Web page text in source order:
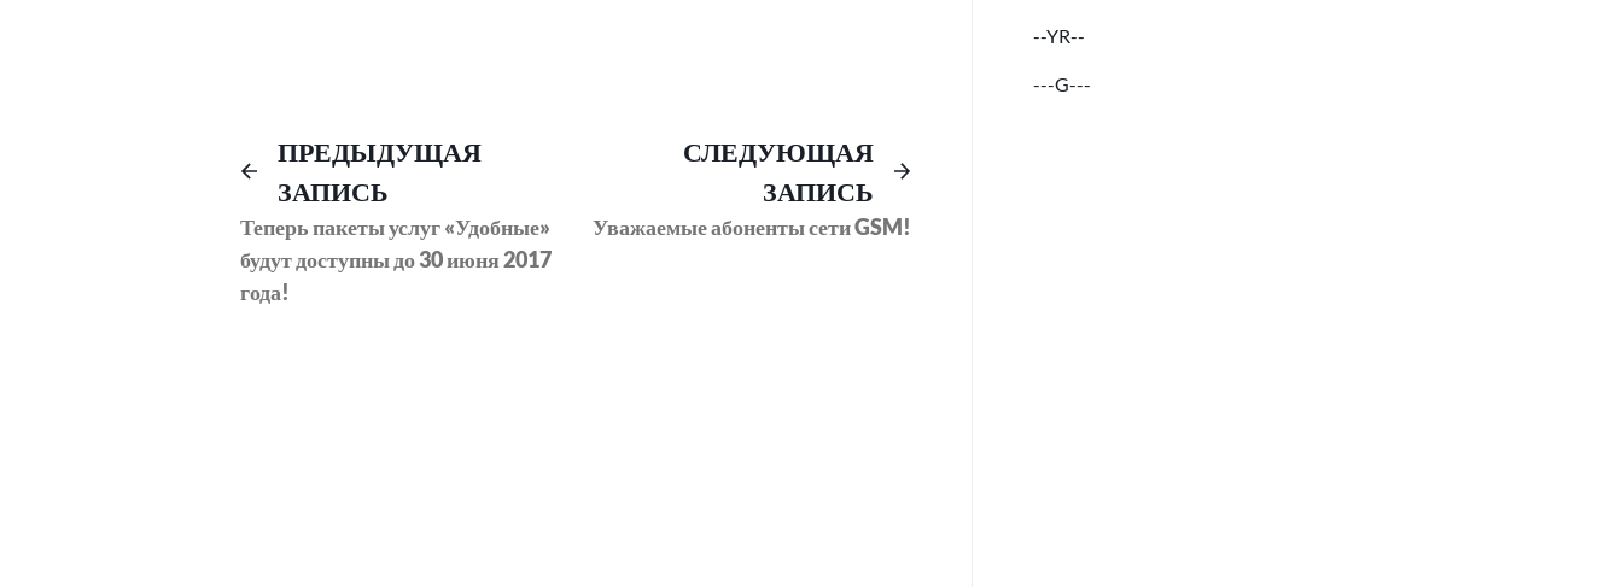
Навигация
по
записям
ПРЕДЫДУЩАЯ
ЗАПИСЬ
Предыдущий
Теперь пакеты услуг «Удобные»
будут доступны до 30 июня 2017
года!
СЛЕДУЮЩАЯ
ЗАПИСЬ
Уважаемые абоненты сети GSM!
--YR--
---G---